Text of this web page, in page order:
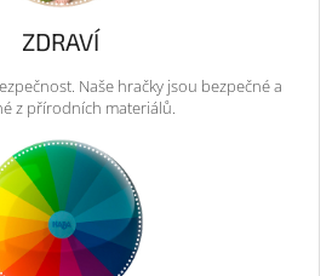
ZDRAVÍ
Naše hračky jsou bezpečné a
z přírodních materiálů.